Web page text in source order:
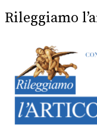
Rileggiamo